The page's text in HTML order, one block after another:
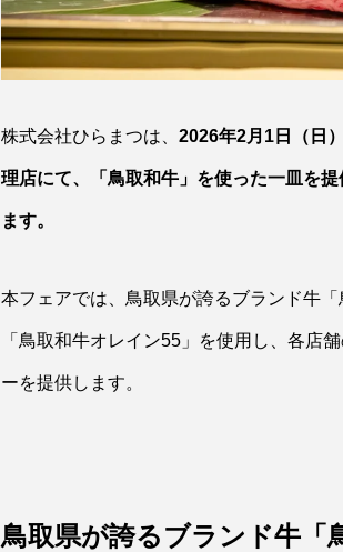
株式会社ひらまつは、 2026年2月1日（日
理店にて、「鳥取和牛」を使った一皿を
ます。
本フェアでは、鳥取県が誇るブランド牛
「鳥取和牛オレイン55」を使用し、各店
ーを提供します。
鳥取県が誇るブランド牛「